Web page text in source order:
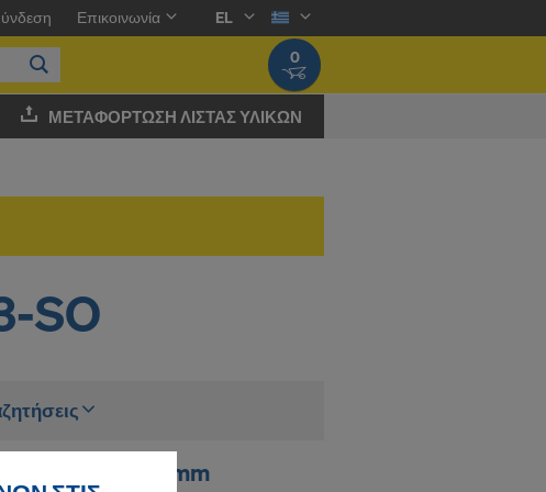
Επικοινωνία
EL
0
ΜΕΤΑΦΌΡΤΩΣΗ ΛΊΣΤΑΣ ΥΛΙΚΏΝ
SO
3-SO 21mm